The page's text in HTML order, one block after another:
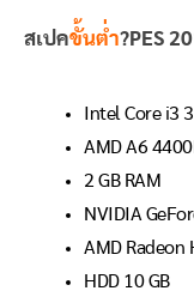
สเปคขั้นต่ำ?PES
Intel Core i3
AMD A6
2 GB RAM
NVIDIA
AMD Radeon
HDD 10 GB